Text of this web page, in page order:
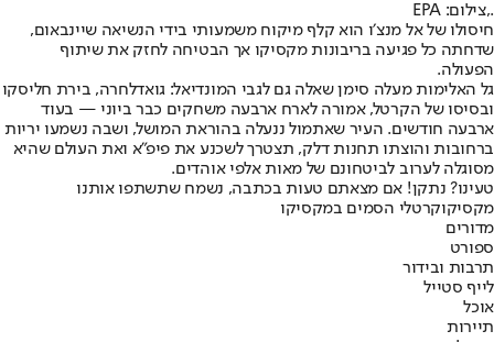
.,צילום: EPA
חיסולו של אל מנצ׳ו הוא קלף מיקוח משמעותי בידי הנשיאה שיינבאום,
שדחתה כל פגיעה בריבונות מקסיקו אך הבטיחה לחזק את שיתוף
הפעולה.
גל האלימות מעלה סימן שאלה גם לגבי המונדיאל: גואדלחרה, בירת חליסקו
ובסיסו של הקרטל, אמורה לארח ארבעה משחקים כבר ביוני — בעוד
ארבעה חודשים. העיר שאתמול ננעלה בהוראת המושל, ושבה נשמעו יריות
ברחובות והוצתו תחנות דלק, תצטרך לשכנע את פיפ״א ואת העולם שהיא
מסוגלה לערוב לביטחונם של מאות אלפי אוהדים.
טעינו? נתקן! אם מצאתם טעות בכתבה, נשמח שתשתפו אותנו
מקסיקוקרטלי הסמים במקסיקו
מדורים
ספורט
תרבות ובידור
לייף סטייל
אוכל
תיירות